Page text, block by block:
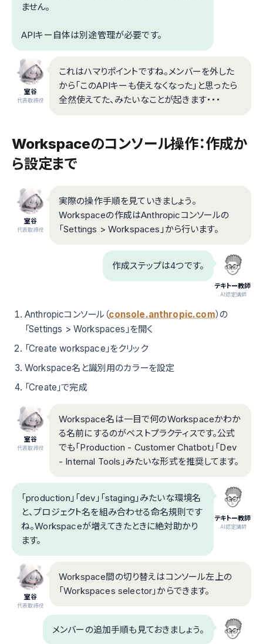
ません。
APIキー自体は別途管理が必要です。
室谷
代表取締役
これはハマりポイントですね。メンバーを外した
から「このAPIキーも使えなくなった」と思ったら
全然使えてた、みたいなことが起きます・・・
Workspaceのコンソール操作：作成か
ら設定まで
室谷
代表取締役
実際の操作手順を見ていきましょう。
Workspaceの作成はAnthropicコンソールの
「Settings > Workspaces」から行います。
テキトー教師
.AI認定講師
作成ステップは4つです。
Anthropicコンソール（console.anthropic.com）の
「Settings > Workspaces」を開く
「Create workspace」をクリック
Workspace名と識別用のカラーを設定
「Create」で完成
室谷
代表取締役
Workspace名は一目で何のWorkspaceかわか
る名前にするのがベストプラクティスです。公式
でも「Production - Customer Chatbot」「Dev
- Internal Tools」みたいな形式を推奨してます。
テキトー教師
.AI認定講師
「production」「dev」「staging」みたいな環境名
と、プロジェクト名を組み合わせる命名規則です
ね。Workspaceが増えてきたときに絶対助かり
ます。
室谷
代表取締役
Workspace間の切り替えはコンソール左上の
「Workspaces selector」からできます。
メンバーの追加手順も見ておきましょう。